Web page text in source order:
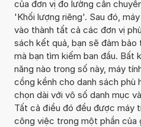
của đơn vị đo lường cần
'Khối lượng riêng'. Sau đó,
vào thành tất cả các đơn vị
sách kết quả, bạn sẽ đảm
mà bạn tìm kiếm ban đầu. Bất
năng nào trong số này, máy
cồng kềnh cho danh sách phù
chọn dài với vô số danh mục
Tất cả điều đó đều được máy
công việc trong một phần của